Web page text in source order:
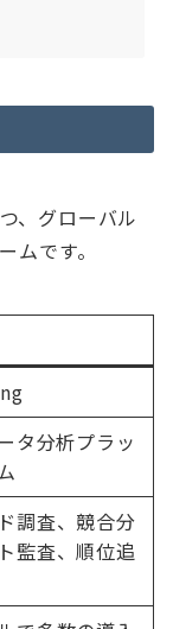
、グローバル
ムです。
タ分析プラッ
調査、競合分
監査、順位追